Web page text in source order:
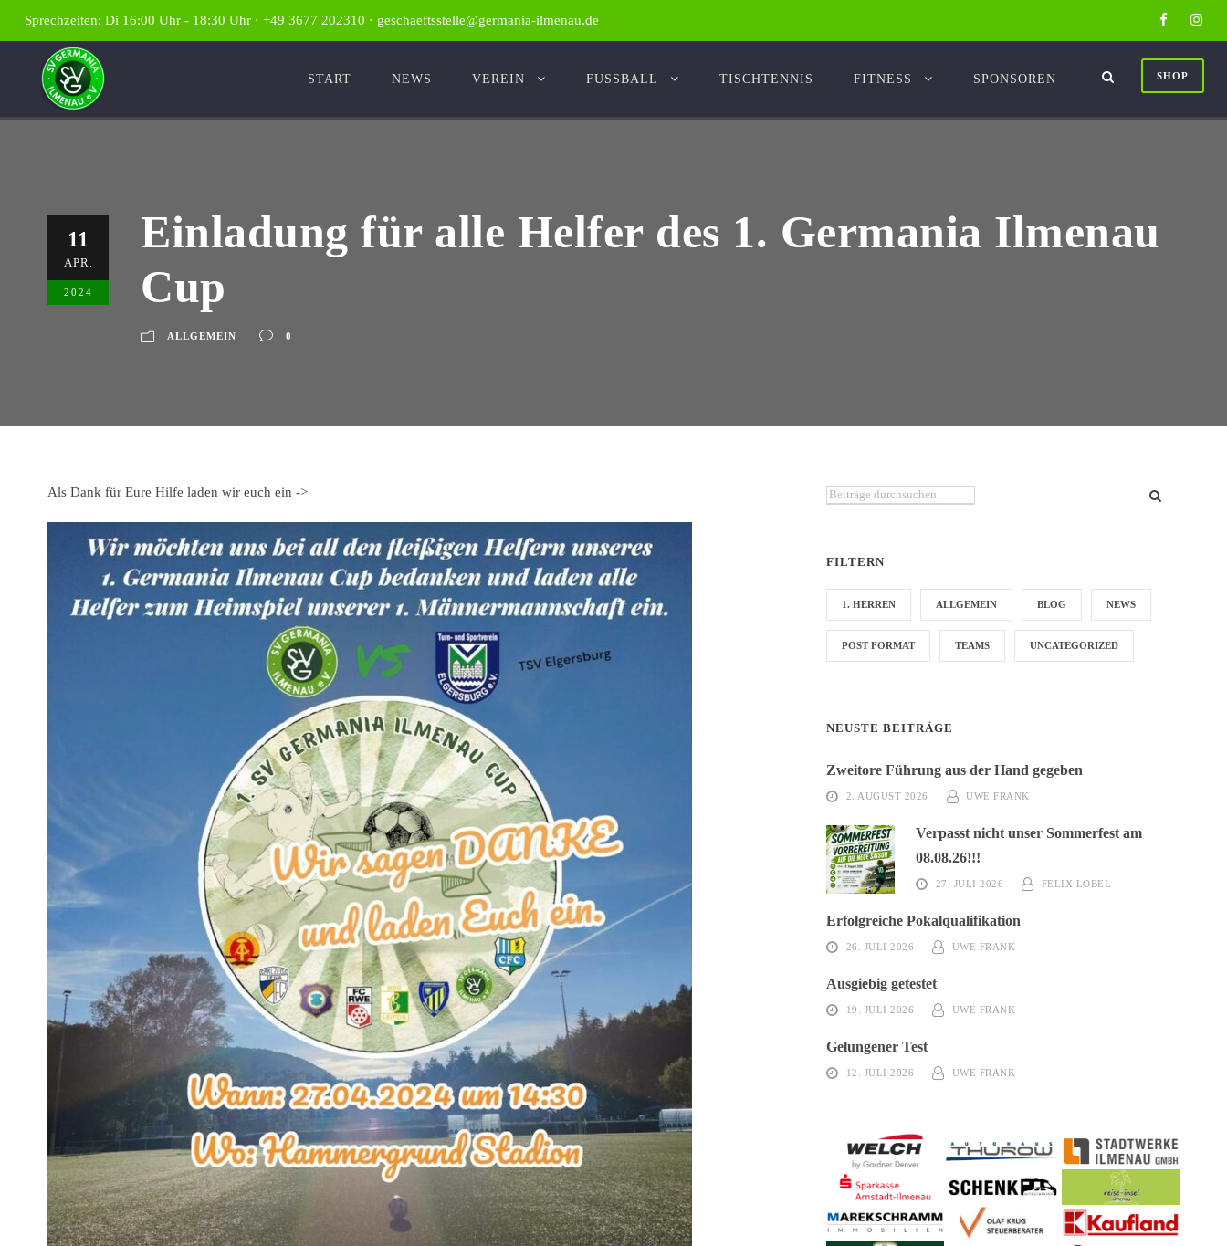
Sprechzeiten: Di 16:00 Uhr - 18:30 Uhr ⋅ +49 3677 202310 ⋅ geschaeftsstelle@germania-ilmenau.de
START NEWS VEREIN FUSSBALL TISCHTENNIS FITNESS SPONSOREN SHOP
11
APR.
2024
Einladung für alle Helfer des 1. Germania Ilmenau
Cup
ALLGEMEIN 0
Als Dank für Eure Hilfe laden wir euch ein -> Du suchst etwas bestimmtes?
FILTERN
1. HERREN ALLGEMEIN BLOG NEWS
POST FORMAT TEAMS UNCATEGORIZED
NEUSTE BEITRÄGE
Zweitore Führung aus der Hand gegeben
2. AUGUST 2026 UWE FRANK
Verpasst nicht unser Sommerfest am
08.08.26!!!
27. JULI 2026 FELIX LOBEL
Erfolgreiche Pokalqualifikation
26. JULI 2026 UWE FRANK
Ausgiebig getestet
19. JULI 2026 UWE FRANK
Gelungener Test
12. JULI 2026 UWE FRANK